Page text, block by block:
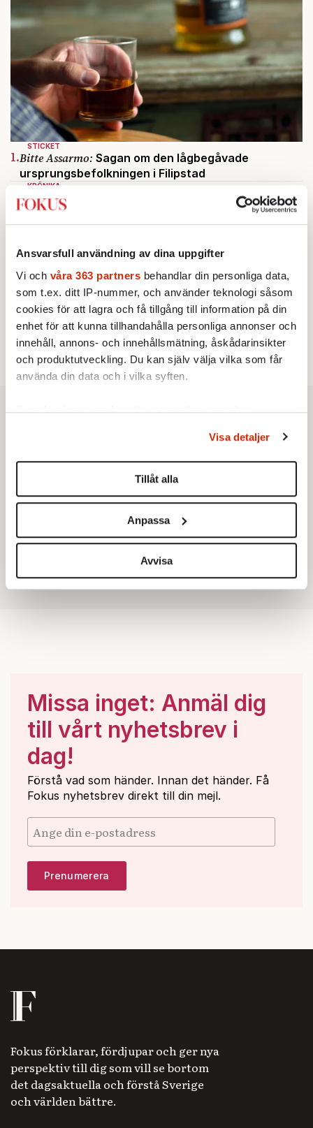
Ansvarsfull användning av dina uppgifter
Vi och våra 363 partners behandlar din personliga data,
som t.ex. ditt IP-nummer, och använder teknologi såsom
cookies för att lagra och få tillgång till information på din
enhet för att kunna tillhandahålla personliga annonser och
innehåll, annons- och innehållsmätning, åskådarinsikter
och produktutveckling. Du kan själv välja vilka som får
använda din data och i vilka syften.
Ta reda på mer om hur dina personliga uppgifter
Du kan ändra eller dra tillbaka ditt samtycke när som
helst från cookie-förklaringen.
Vi använder enhetsidentifierare för att anpassa innehållet
för sociala medier och analysera vår trafik. Vi
vidarebefordrar även sådana identifierare och annan
information från din enhet till de sociala medier och
annons- och analysföretag som vi samarbetar med.
Visa detaljer
Tillåt alla
Anpassa
Avvisa
STICKET
1.Bitte Assarmo: Sagan om den lågbegåvade
ursprungsbefolkningen i Filipstad
KRÖNIKA
2.Sakine Madon:
Efter islamistdådet oroar sig
vänstern för Agnes Wold
UTRIKES
Av: Bengt Jangfeldt
KRÖNIKA
4.Johan Hakelius:DN-rubriken visar vad som sägs
mellan raderna
5.Johan Romin:Varför ställs aldrig dessa frågor?
STICKET
6. Dan Korn: Quisling, quislingar och sten i glashus
Missa inget: Anmäl dig
till vårt nyhetsbrev i
dag!
Förstå vad som händer. Innan det händer. Få
Fokus nyhetsbrev direkt till din mejl.
Fokus förklarar, fördjupar och ger nya
perspektiv till dig som vill se bortom
det dagsaktuella och förstå Sverige
och världen bättre.